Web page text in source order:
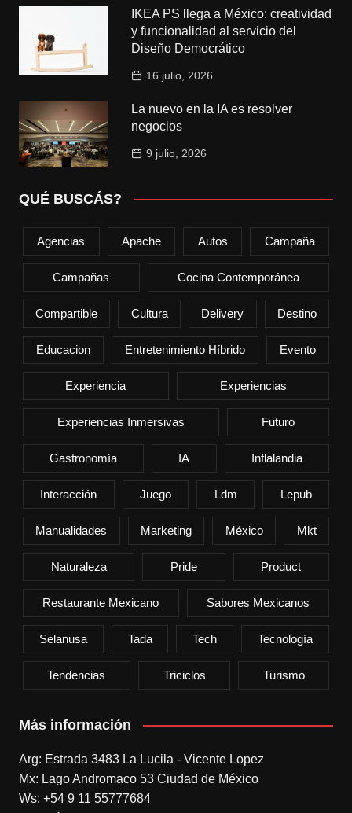
IKEA PS llega a México: creatividad
y funcionalidad al servicio del
Diseño Democrático
16 julio, 2026
La nuevo en la IA es resolver
negocios
9 julio, 2026
QUÉ BUSCÁS?
Agencias Apache Autos Campaña
Campañas Cocina Contemporánea
Compartible Cultura Delivery Destino
Educacion Entretenimiento Híbrido Evento
Experiencia Experiencias
Experiencias Inmersivas Futuro
Gastronomía IA Inflalandia
Interacción Juego Ldm Lepub
Manualidades Marketing México Mkt
Naturaleza Pride Product
Restaurante Mexicano Sabores Mexicanos
Selanusa Tada Tech Tecnología
Tendencias Triciclos Turismo
Más información
Arg: Estrada 3483 La Lucila - Vicente Lopez
Mx: Lago Andromaco 53 Ciudad de México
Ws: +54 9 11 55777684